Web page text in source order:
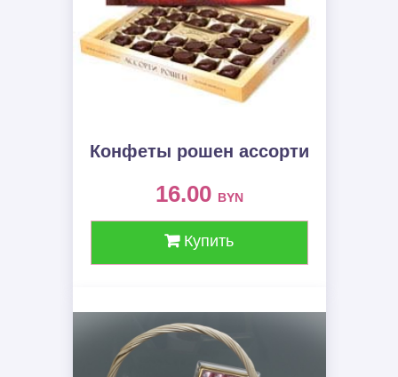
Конфеты рошен ассорти
16.00 BYN
Купить